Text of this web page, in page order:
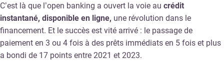
C’est là que l’open banking a ouvert la voie au crédit
instantané, disponible en ligne, une révolution dans le
financement. Et le succès est vité arrivé : le passage de
paiement en 3 ou 4 fois à des prêts immédiats en 5 fois et plus
a bondi de 17 points entre 2021 et 2023.